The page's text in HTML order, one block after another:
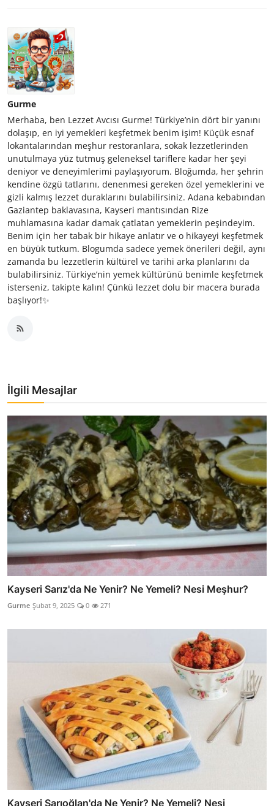
Gurme
Merhaba, ben Lezzet Avcısı Gurme! Türkiye’nin dört bir yanını
dolaşıp, en iyi yemekleri keşfetmek benim işim! Küçük esnaf
lokantalarından meşhur restoranlara, sokak lezzetlerinden
unutulmaya yüz tutmuş geleneksel tariflere kadar her şeyi
deniyor ve deneyimlerimi paylaşıyorum. Bloğumda, her şehrin
kendine özgü tatlarını, denenmesi gereken özel yemeklerini ve
gizli kalmış lezzet duraklarını bulabilirsiniz. Adana kebabından
Gaziantep baklavasına, Kayseri mantısından Rize
muhlamasına kadar damak çatlatan yemeklerin peşindeyim.
Benim için her tabak bir hikaye anlatır ve o hikayeyi keşfetmek
en büyük tutkum. Blogumda sadece yemek önerileri değil, aynı
zamanda bu lezzetlerin kültürel ve tarihi arka planlarını da
bulabilirsiniz. Türkiye’nin yemek kültürünü benimle keşfetmek
isterseniz, takipte kalın! Çünkü lezzet dolu bir macera burada
başlıyor!✨
İlgili Mesajlar
Kayseri Sarız'da Ne Yenir? Ne Yemeli? Nesi Meşhur?
Gurme Şubat 9, 2025 0 271
Kayseri Sarıoğlan'da Ne Yenir? Ne Yemeli? Nesi